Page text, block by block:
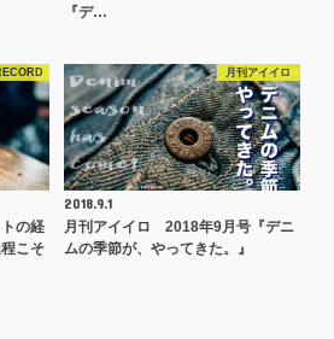
『デ…
の経
こそ
月刊アイイロ
2018.9.1
月刊アイイロ 2018年9月号『デニ
ムの季節が、やってきた。』